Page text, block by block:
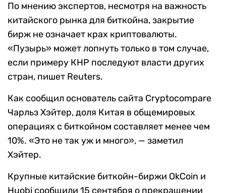
По мнению экспертов, несмотря на важность
китайского рынка для биткойна, закрытие
бирж не означает крах криптовалюты.
«Пузырь» может лопнуть только в том случае,
если примеру КНР последуют власти других
стран, пишет Reuters.
Как сообщил основатель сайта Cryptocompare
Чарльз Хэйтер, доля Китая в общемировых
операциях с биткойном составляет менее чем
10%. «Это не так уж и много», — заметил
Хэйтер.
Крупные китайские биткойн-биржи OkCoin и
Huobi сообщили 15 сентября о прекращении